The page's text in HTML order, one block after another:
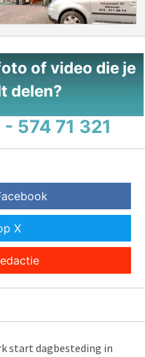
of video die je
delen?
574 71 321
X
start dagbesteding in